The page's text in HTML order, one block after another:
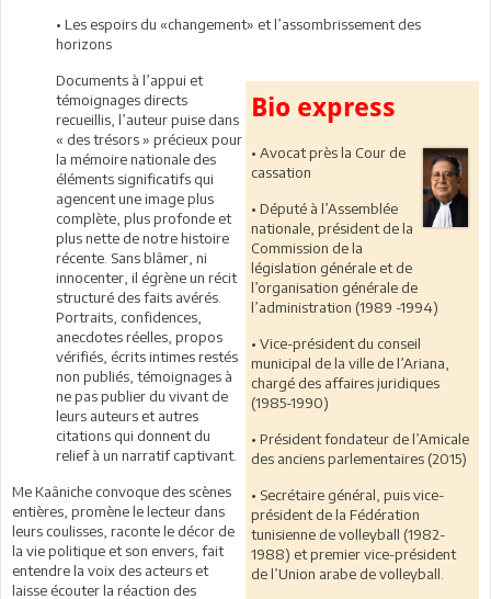
• Les espoirs du «changement» et l’assombrissement des
horizons
Bio express
• Avocat près la Cour de
cassation
• Député à l’Assemblée
nationale, président de la
Commission de la
législation générale et de
l’organisation générale de
l’administration (1989 -1994)
• Vice-président du conseil
municipal de la ville de l’Ariana,
chargé des affaires juridiques
(1985-1990)
• Président fondateur de l’Amicale
des anciens parlementaires (2015)
• Secrétaire général, puis vice-
président de la Fédération
tunisienne de volleyball (1982-
1988) et premier vice-président
de l’Union arabe de volleyball.
Documents à l’appui et
témoignages directs
recueillis, l’auteur puise dans
« des trésors » précieux pour
la mémoire nationale des
éléments significatifs qui
agencent une image plus
complète, plus profonde et
plus nette de notre histoire
récente. Sans blâmer, ni
innocenter, il égrène un récit
structuré des faits avérés.
Portraits, confidences,
anecdotes réelles, propos
vérifiés, écrits intimes restés
non publiés, témoignages à
ne pas publier du vivant de
leurs auteurs et autres
citations qui donnent du
relief à un narratif captivant.
Me Kaâniche convoque des scènes
entières, promène le lecteur dans
leurs coulisses, raconte le décor de
la vie politique et son envers, fait
entendre la voix des acteurs et
laisse écouter la réaction des